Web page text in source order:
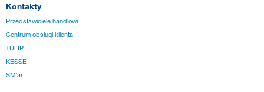
Kontakty
Przedstawiciele handlowi
Centrum obsługi klienta
TULIP
KESSE
SM´art